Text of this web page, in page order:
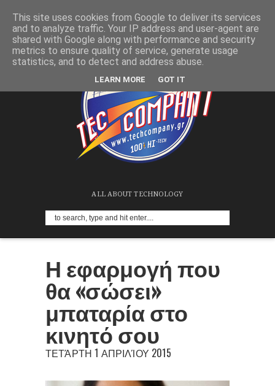
ALL ABOUT TECHNOLOGY
Η εφαρμογή που
θα «σώσει»
μπαταρία στο
κινητό σου
ΤΕΤΆΡΤΗ 1 ΑΠΡΙΛΊΟΥ 2015
This site uses cookies from Google to deliver its services
and to analyze traffic. Your IP address and user-agent are
shared with Google along with performance and security
metrics to ensure quality of service, generate usage
statistics, and to detect and address abuse.
LEARN MORE GOT IT